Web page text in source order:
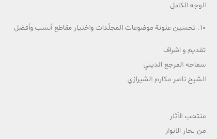
الوجه الکامل
10. تحسین عنونة موضوعات المجلّدات واختیار مقاطع أنسب وأفضل
تقديم و اشراف
سماحه المرجع الديني
الشيخ ناصر مکارم الشيرازي
منتخب الآثار
من بحار الانوار